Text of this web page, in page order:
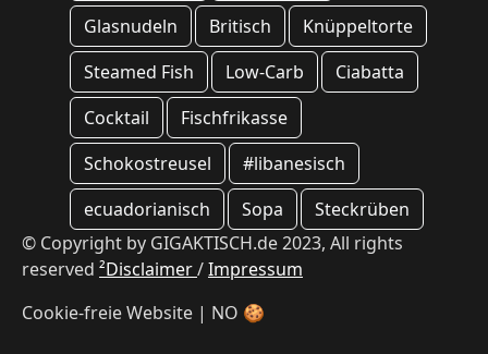
Glasnudeln
Britisch
Knüppeltorte
Steamed Fish
Low-Carb
Ciabatta
Cocktail
Fischfrikasse
Schokostreusel
#libanesisch
ecuadorianisch
Sopa
Steckrüben
© Copyright by GIGAKTISCH.de 2023, All rights
reserved ²Disclaimer/Impressum
Cookie-freie Website | NO 🍪